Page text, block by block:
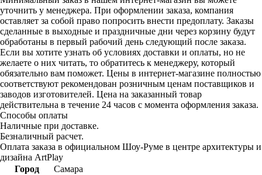
уточнить у менеджера. При оформлении заказа, компания
оставляет за собой право попросить внести предоплату. Заказы
сделанные в выходные и праздничные дни через корзину будут
обработаны в первый рабочий день следующий после заказа.
Если вы хотите узнать об условиях доставки и оплаты, но не
желаете о них читать, то обратитесь к менеджеру, который
обязательно вам поможет. Цены в интернет-магазине полностью
соответствуют рекомендован розничным ценам поставщиков и
заводов изготовителей. Цена на заказанный товар
действительна в течение 24 часов с момента оформления заказа.
Способы оплаты
Наличные при доставке.
Безналичный расчет.
Оплата заказа в официальном Шоу-Руме в центре архитектуры и
дизайна ArtPlay
Город
Самара